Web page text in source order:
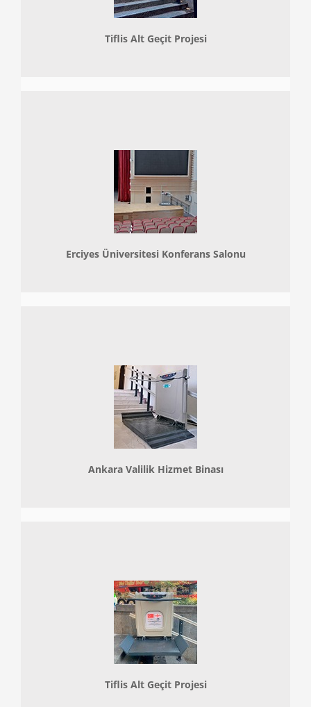
Tiflis Alt Geçit Projesi
Erciyes Üniversitesi Konferans Salonu
Ankara Valilik Hizmet Binası
Tiflis Alt Geçit Projesi